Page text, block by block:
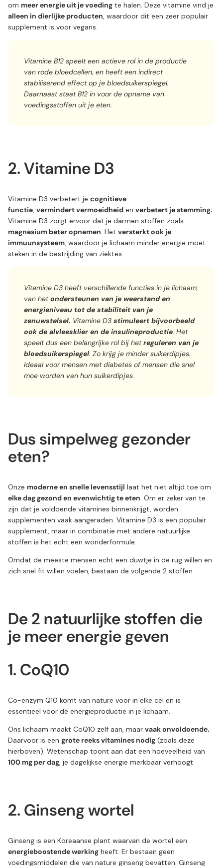
om meer energie uit je voeding te halen. Deze vitamine vind je
alleen in dierlijke producten, waardoor dit een zeer populair
supplement is voor vegans.
Vitamine B12 speelt een actieve rol in de productie
van rode bloedcellen, en heeft een indirect
stabiliserend effect op je bloedsuikerspiegel.
Daarnaast staat B12 in voor de opname van
voedingsstoffen uit je eten.
2. Vitamine D3
Vitamine D3 verbetert je cognitieve
functie, vermindert vermoeidheid en verbetert je stemming.
Vitamine D3 zorgt ervoor dat je darmen stoffen zoals
magnesium beter opnemen. Het versterkt ook je
immuunsysteem, waardoor je lichaam minder energie moet
steken in de bestrijding van ziektes.
Vitamine D3 heeft verschillende functies in je lichaam,
van hetondersteunen van je weerstand en
energieniveau tot de stabiliteit van je
zenuwstelsel. Vitamine D3 stimuleert bijvoorbeeld
ook de alvleesklier en de insulineproductie. Het
speelt dus een belangrijke rol bij hetreguleren van je
bloedsuikerspiegel. Zo krijg je minder suikerdipjes.
Ideaal voor mensen met diabetes of mensen die snel
moe worden van hun suikerdipjes.
Dus simpelweg gezonder
eten?
Onze moderne en snelle levensstijl laat het niet altijd toe om
elke dag gezond en evenwichtig te eten. Om er zeker van te
zijn dat je voldoende vitamines binnenkrijgt, worden
supplementen vaak aangeraden. Vitamine D3 is een populair
supplement, maar in combinatie met andere natuurlijke
stoffen is het echt een wonderformule.
Omdat de meeste mensen echt een duwtje in de rug willen en
zich snel fit willen voelen, bestaan de volgende 2 stoffen.
De 2 natuurlijke stoffen die
je meer energie geven
1. CoQ10
Co-enzym Q10 komt van nature voor in elke cel en is
essentieel voor de energieproductie in je lichaam.
Ons lichaam maakt CoQ10 zelf aan, maar vaak onvoldoende.
Daarvoor is een grote reeks vitamines nodig (zoals deze
hierboven). Wetenschap toont aan dat een hoeveelheid van
100 mg per dag, je dagelijkse energie merkbaar verhoogt.
2. Ginseng wortel
Ginseng is een Koreaanse plant waarvan de wortel een
energieboostende werking heeft. Er bestaan geen
voedingsmiddelen die van nature ginseng bevatten. Ginseng